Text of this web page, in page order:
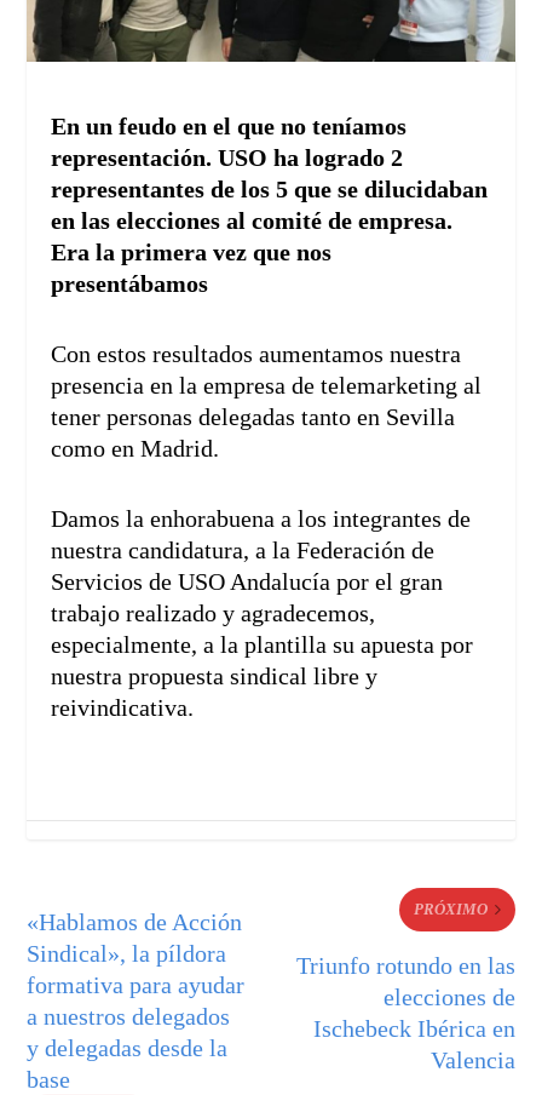
En un feudo en el que no teníamos
representación. USO ha logrado 2
representantes de los 5 que se dilucidaban
en las elecciones al comité de empresa.
Era la primera vez que nos
presentábamos
Con estos resultados aumentamos nuestra
presencia en la empresa de telemarketing al
tener personas delegadas tanto en Sevilla
como en Madrid.
Damos la enhorabuena a los integrantes de
nuestra candidatura, a la Federación de
Servicios de USO Andalucía por el gran
trabajo realizado y agradecemos,
especialmente, a la plantilla su apuesta por
nuestra propuesta sindical libre y
reivindicativa.
«Hablamos de Acción
Sindical», la píldora
formativa para ayudar
a nuestros delegados
y delegadas desde la
base
PRÓXIMO
Triunfo rotundo en las
elecciones de
Ischebeck Ibérica en
Valencia